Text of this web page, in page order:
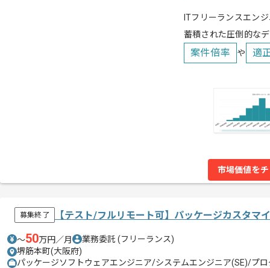
ITフリーランスエン
蓄積された圧倒的な
案件倍率 や 適
市場価値を
募集終了 【テスト/フルリモート可】パッケージカスタマ
〜50万円／月 業務委託 (フリーランス)
堺筋本町(大阪府)
パッケージソフトウェアエンジニア/システムエンジニア(SE)/プロ